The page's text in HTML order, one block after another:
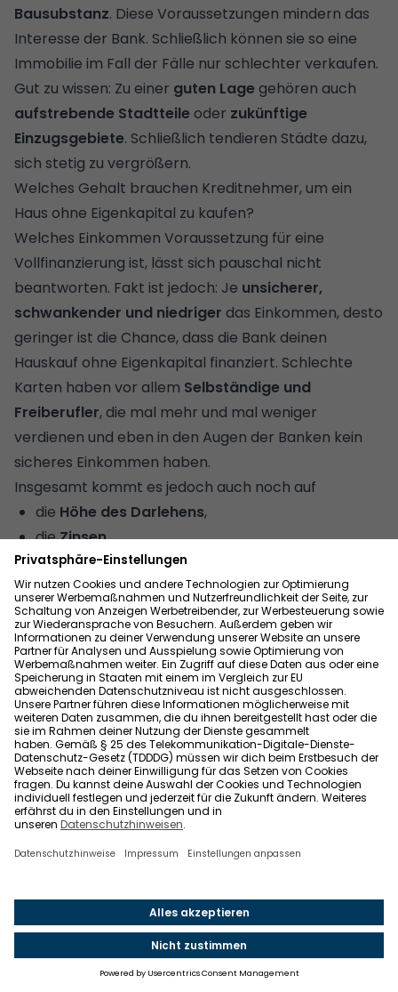
Bausubstanz. Diese Voraussetzungen mindern das
Interesse der Bank. Schließlich können sie so eine
Immobilie im Fall der Fälle nur schlechter verkaufen.
Gut zu wissen: Zu einer guten Lage gehören auch
aufstrebende Stadtteile oder zukünftige
Einzugsgebiete. Schließlich tendieren Städte dazu,
sich stetig zu vergrößern.
Welches Gehalt brauchen Kreditnehmer, um ein
Haus ohne Eigenkapital zu kaufen?
Welches Einkommen Voraussetzung für eine
Vollfinanzierung ist, lässt sich pauschal nicht
beantworten. Fakt ist jedoch: Je unsicherer,
schwankender und niedriger das Einkommen, desto
geringer ist die Chance, dass die Bank deinen
Hauskauf ohne Eigenkapital finanziert. Schlechte
Karten haben vor allem Selbständige und
Freiberufler, die mal mehr und mal weniger
verdienen und eben in den Augen der Banken kein
sicheres Einkommen haben.
Insgesamt kommt es jedoch auch noch auf
die Höhe des Darlehens,
dieZinsen,
diemonatliche Kreditrate
dieLaufzeitdes Darlehens und
dieLebenshaltungskostenan.
Haus kaufen ohne Eigenkapital: Worauf muss ich
achten?
Bevor du dich für eine Vollfinanzierung entscheidest,
solltest du folgende Punkte beachten:
Ausgabenübersicht:Mach eine realistische
Übersicht deiner monatlichen Ausgaben und
überlege, ob du die monatliche Kreditrate wirklich
ohne zu große Einschränkungen schultern kannst.
Am besten keine 110-Prozent:Verzichte auf eine
Finanzierung zu 110 Prozent und zahle zumindest die